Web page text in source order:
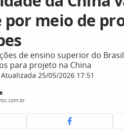
por meio de
de ensino superior do
para projeto na China
Atualizada 25/05/2026 17:51